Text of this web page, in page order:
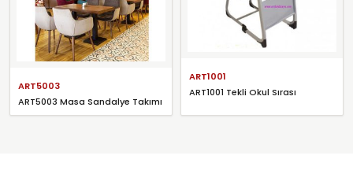
ART5003
ART5003 Masa Sandalye Takımı
ART1001
ART1001 Tekli Okul Sırası